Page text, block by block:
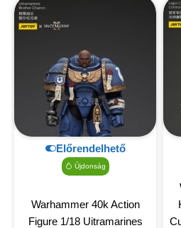
Előrendelhető
Újdonság
Warhammer 40k Action
Figure 1/18 Uitramarines